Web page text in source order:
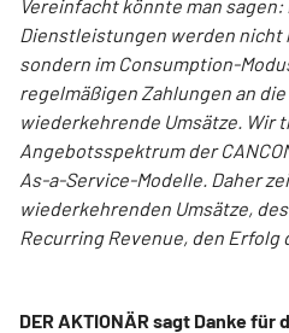
Vereinfacht könnte man sagen:
Dienstleistungen werden nicht
sondern im Consumption-
regelmäßigen Zahlungen an
wiederkehrende Umsätze. Wir
Angebotsspektrum der
As-a-Service-Modelle. Daher
wiederkehrenden Umsätze,
Recurring Revenue, den Erfolg
DER AKTIONÄR sagt Danke